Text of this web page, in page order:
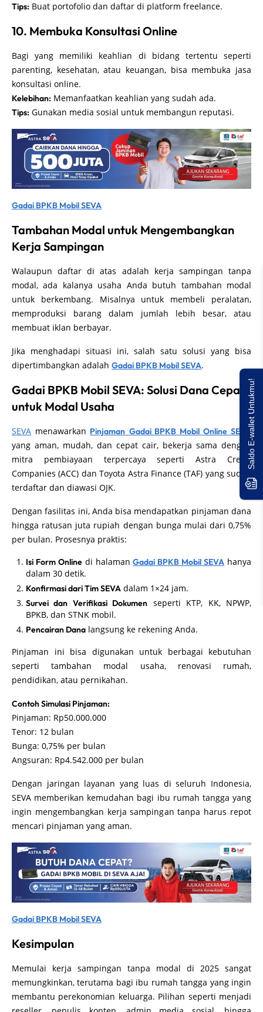
Tips: Buat portofolio dan daftar di platform freelance.
10. Membuka Konsultasi Online
Bagi yang memiliki keahlian di bidang tertentu seperti
parenting, kesehatan, atau keuangan, bisa membuka jasa
konsultasi online.
Kelebihan: Memanfaatkan keahlian yang sudah ada.
Tips: Gunakan media sosial untuk membangun reputasi.
Gadai BPKB Mobil SEVA
Tambahan Modal untuk Mengembangkan
Kerja Sampingan
Walaupun daftar di atas adalah kerja sampingan tanpa
modal, ada kalanya usaha Anda butuh tambahan modal
untuk berkembang. Misalnya untuk membeli peralatan,
memproduksi barang dalam jumlah lebih besar, atau
membuat iklan berbayar.
Jika menghadapi situasi ini, salah satu solusi yang bisa
dipertimbangkan adalah Gadai BPKB Mobil SEVA.
Gadai BPKB Mobil SEVA: Solusi Dana Cepat
untuk Modal Usaha
SEVA menawarkan Pinjaman Gadai BPKB Mobil Online SEVA
yang aman, mudah, dan cepat cair, bekerja sama dengan
mitra pembiayaan terpercaya seperti Astra Credit
Companies (ACC) dan Toyota Astra Finance (TAF) yang sudah
terdaftar dan diawasi OJK.
Dengan fasilitas ini, Anda bisa mendapatkan pinjaman dana
hingga ratusan juta rupiah dengan bunga mulai dari 0,75%
per bulan. Prosesnya praktis:
Isi Form Onlinedi halamanGadai BPKB Mobil SEVA hanya
dalam 30 detik.
Konfirmasi dari Tim SEVA dalam 1×24 jam.
Survei dan Verifikasi Dokumen seperti KTP, KK, NPWP,
BPKB, dan STNK mobil.
Pencairan Dana langsung ke rekening Anda.
Pinjaman ini bisa digunakan untuk berbagai kebutuhan
seperti tambahan modal usaha, renovasi rumah,
pendidikan, atau pernikahan.
Contoh Simulasi Pinjaman:
Pinjaman: Rp50.000.000
Tenor: 12 bulan
Bunga: 0,75% per bulan
Angsuran: Rp4.542.000 per bulan
Dengan jaringan layanan yang luas di seluruh Indonesia,
SEVA memberikan kemudahan bagi ibu rumah tangga yang
ingin mengembangkan kerja sampingan tanpa harus repot
mencari pinjaman yang aman.
Gadai BPKB Mobil SEVA
Kesimpulan
Memulai kerja sampingan tanpa modal di 2025 sangat
memungkinkan, terutama bagi ibu rumah tangga yang ingin
membantu perekonomian keluarga. Pilihan seperti menjadi
Saldo E-wallet Untukmu!